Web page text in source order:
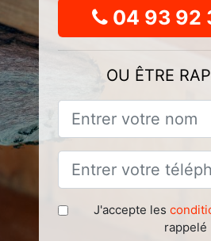
04 93 92
OU ÊTRE
J'accepte les
rappelé